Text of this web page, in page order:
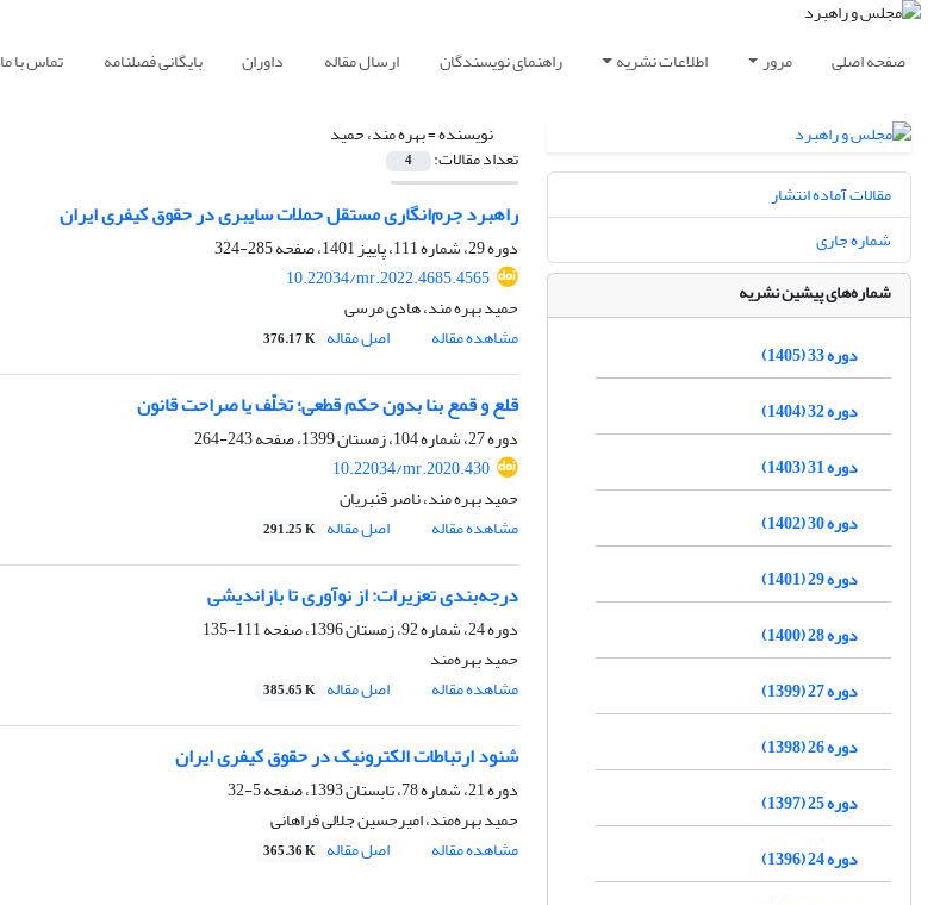
صفحه اصلی مرور اطلاعات نشریه راهنمای نویسندگان ارسال مقاله داوران بایگانی فصلنامه تماس با ما
نویسنده =بهره مند، حمید
تعداد مقالات: 4
راهبرد جرم‌انگاری مستقل حملات سایبری در حقوق کیفری ایران
دوره 29، شماره 111، پاییز 1401، صفحه
285-324
10.22034/mr.2022.4685.4565
حمید بهره مند، هادی مرسی
مشاهده مقاله
اصل مقاله 376.17 K
قلع و قمع بنا بدون حکم قطعی؛ تخلّف یا صراحت قانون
دوره 27، شماره 104، زمستان 1399، صفحه
243-264
10.22034/mr.2020.430
حمید بهره مند، ناصر قنبریان
مشاهده مقاله
اصل مقاله 291.25 K
درجه‌بندی تعزیرات: از نوآوری تا بازاندیشی
دوره 24، شماره 92، زمستان 1396، صفحه
111-135
حمید بهره‌مند
مشاهده مقاله
اصل مقاله 385.65 K
شنود ارتباطات الکترونیک در حقوق کیفری ایران
دوره 21، شماره 78، تابستان 1393، صفحه
5-32
حمید بهره‌مند، امیرحسین جلالی فراهانی
مشاهده مقاله
اصل مقاله 365.36 K
مقالات آماده انتشار
شماره جاری
شماره‌های پیشین نشریه
دوره 33 (1405)
دوره 32 (1404)
دوره 31 (1403)
دوره 30 (1402)
دوره 29 (1401)
دوره 28 (1400)
دوره 27 (1399)
دوره 26 (1398)
دوره 25 (1397)
دوره 24 (1396)